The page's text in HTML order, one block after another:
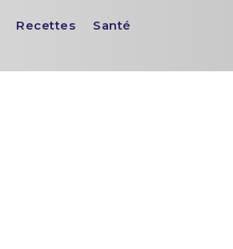
Recettes
Santé